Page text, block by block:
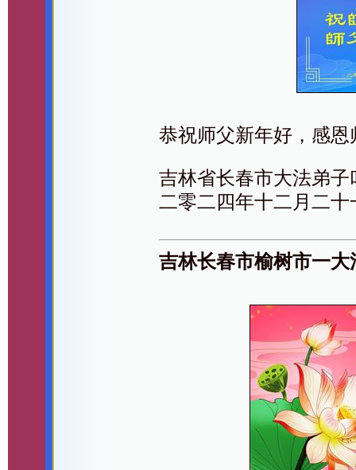
恭祝师父新年好，感
吉林省长春市大法弟子
二零二四年十二月二十
吉林长春市榆树市一